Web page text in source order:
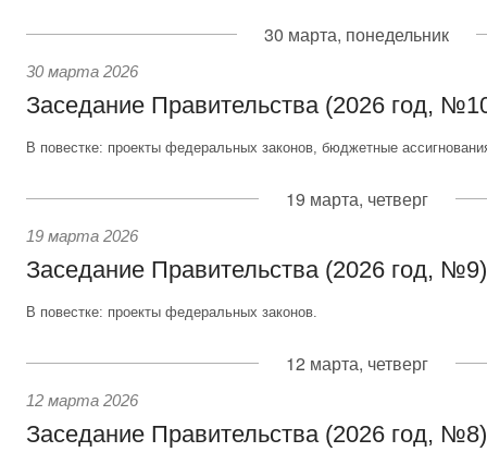
30 марта, понедельник
30 марта 2026
Заседание Правительства (2026 год,
В повестке: проекты федеральных законов, бюджетные
19 марта, четверг
19 марта 2026
Заседание Правительства (2026 год, №9)
В повестке: проекты федеральных законов.
12 марта, четверг
12 марта 2026
Заседание Правительства (2026 год, №8)